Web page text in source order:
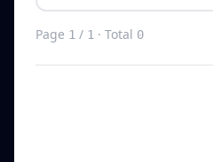
Page 1 / 1 · Total 0